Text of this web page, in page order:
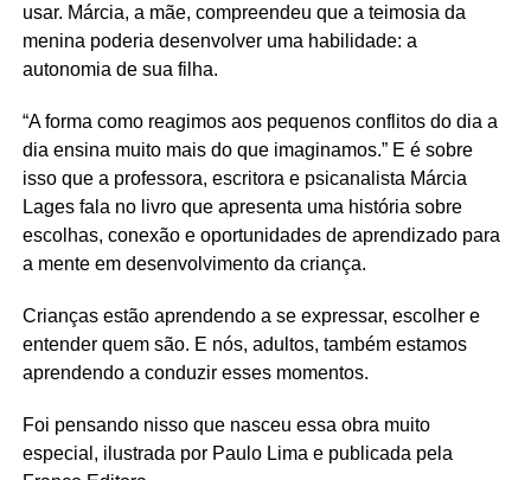
usar. Márcia, a mãe, compreendeu que a teimosia da
menina poderia desenvolver uma habilidade: a
autonomia de sua filha.
“A forma como reagimos aos pequenos conflitos do dia a
dia ensina muito mais do que imaginamos.” E é sobre
isso que a professora, escritora e psicanalista Márcia
Lages fala no livro que apresenta uma história sobre
escolhas, conexão e oportunidades de aprendizado para
a mente em desenvolvimento da criança.
Crianças estão aprendendo a se expressar, escolher e
entender quem são. E nós, adultos, também estamos
aprendendo a conduzir esses momentos.
Foi pensando nisso que nasceu essa obra muito
especial, ilustrada por Paulo Lima e publicada pela